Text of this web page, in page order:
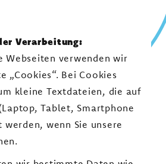
Verarbeitung:
Webseiten verwenden wir
„Cookies“. Bei Cookies
kleine Textdateien, die auf
Tablet, Smartphone
werden, wenn Sie unsere